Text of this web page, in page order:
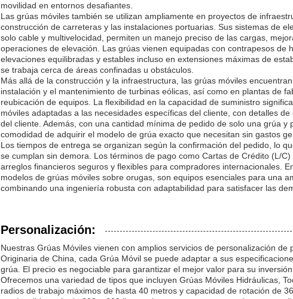
movilidad en entornos desafiantes.
Las grúas móviles también se utilizan ampliamente en proyectos de
construcción de carreteras y las instalaciones portuarias. Sus sistemas de
solo cable y multivelocidad, permiten un manejo preciso de las cargas,
operaciones de elevación. Las grúas vienen equipadas con contrapesos de
elevaciones equilibradas y estables incluso en extensiones máximas de
se trabaja cerca de áreas confinadas u obstáculos.
Más allá de la construcción y la infraestructura, las grúas móviles
instalación y el mantenimiento de turbinas eólicas, así como en plantas de
reubicación de equipos. La flexibilidad en la capacidad de suministro
móviles adaptadas a las necesidades específicas del cliente, con detalles
del cliente. Además, con una cantidad mínima de pedido de solo una grúa y
comodidad de adquirir el modelo de grúa exacto que necesitan sin gastos
Los tiempos de entrega se organizan según la confirmación del pedido, lo
se cumplan sin demora. Los términos de pago como Cartas de Crédito (L/
arreglos financieros seguros y flexibles para compradores internacionales.
modelos de grúas móviles sobre orugas, son equipos esenciales para una
combinando una ingeniería robusta con adaptabilidad para satisfacer las
Personalización:
Nuestras Grúas Móviles vienen con amplios servicios de personalización de
Originaria de China, cada Grúa Móvil se puede adaptar a sus
grúa. El precio es negociable para garantizar el mejor valor para su inversión.
Ofrecemos una variedad de tipos que incluyen Grúas Móviles Hidráulicas,
radios de trabajo máximos de hasta 40 metros y capacidad de rotación de